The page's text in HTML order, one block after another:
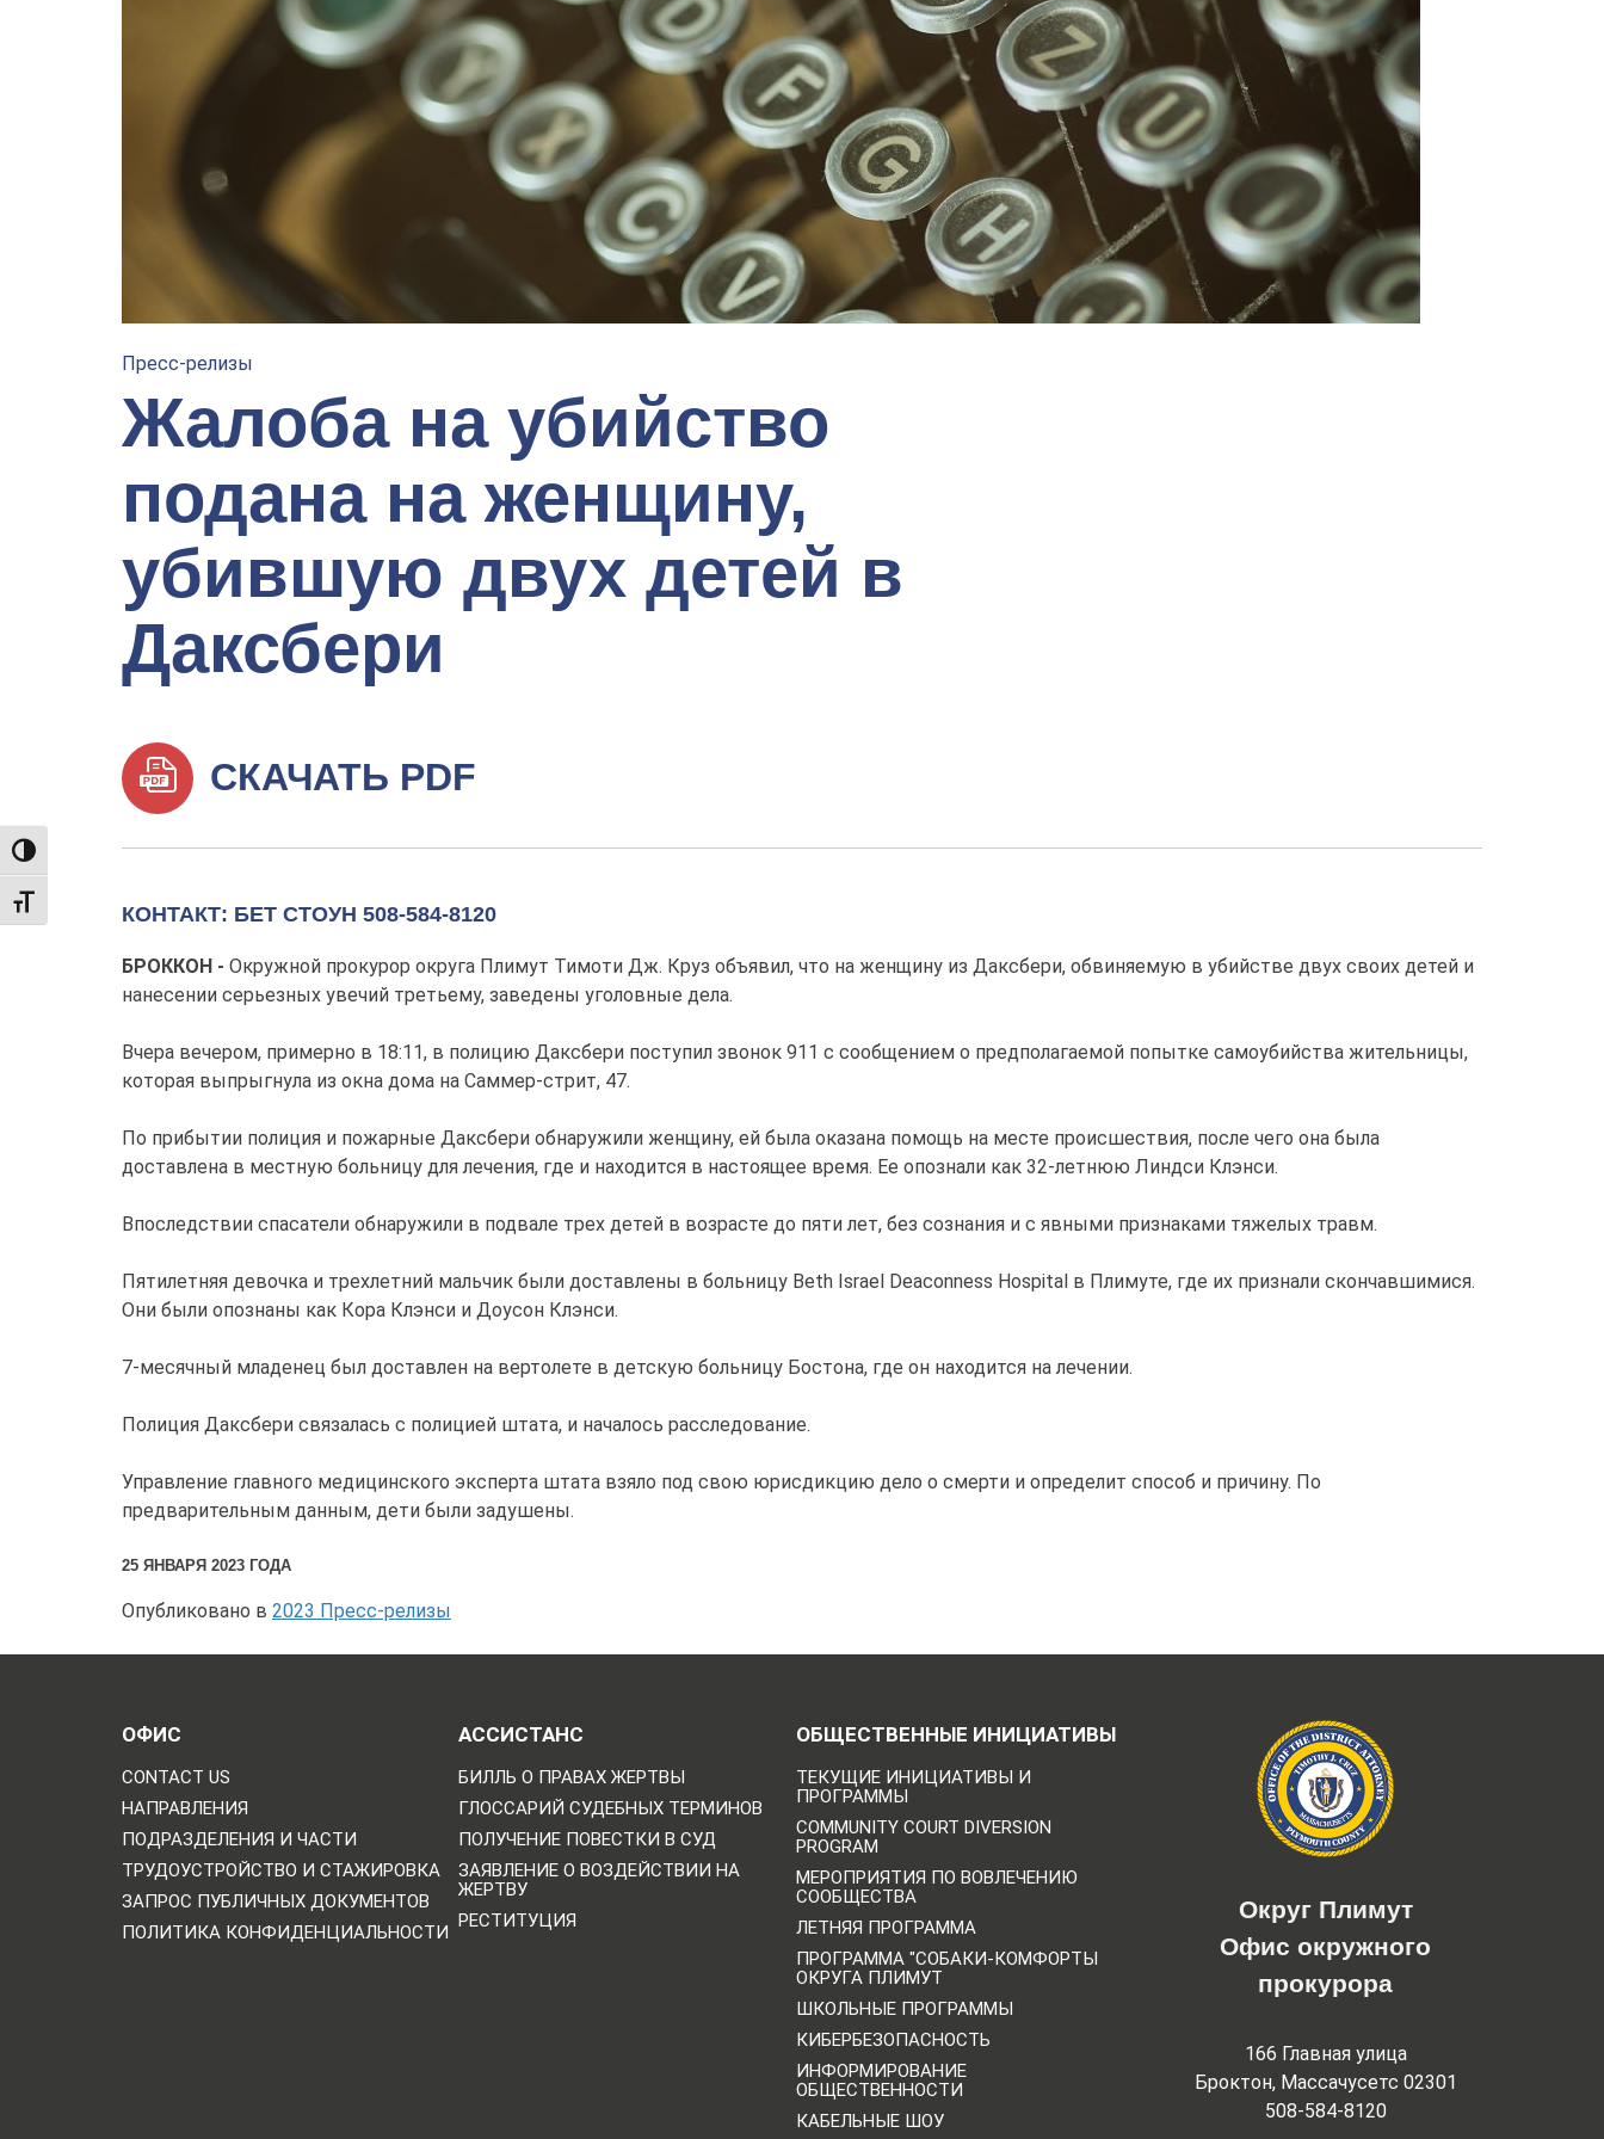
TOGGLE HIGH CONTRAST
TOGGLE FONT SIZE
Пресс-релизы
Жалоба на убийство
подана на женщину,
убившую двух детей в
Даксбери
СКАЧАТЬ PDF
КОНТАКТ: БЕТ СТОУН 508-584-8120
БРОККОН - Окружной прокурор округа Плимут Тимоти Дж. Круз объявил, что на женщину из Даксбери, обвиняемую в убийстве двух своих детей и
нанесении серьезных увечий третьему, заведены уголовные дела.
Вчера вечером, примерно в 18:11, в полицию Даксбери поступил звонок 911 с сообщением о предполагаемой попытке самоубийства жительницы,
которая выпрыгнула из окна дома на Саммер-стрит, 47.
По прибытии полиция и пожарные Даксбери обнаружили женщину, ей была оказана помощь на месте происшествия, после чего она была
доставлена в местную больницу для лечения, где и находится в настоящее время. Ее опознали как 32-летнюю Линдси Клэнси.
Впоследствии спасатели обнаружили в подвале трех детей в возрасте до пяти лет, без сознания и с явными признаками тяжелых травм.
Пятилетняя девочка и трехлетний мальчик были доставлены в больницу Beth Israel Deaconness Hospital в Плимуте, где их признали скончавшимися.
Они были опознаны как Кора Клэнси и Доусон Клэнси.
7-месячный младенец был доставлен на вертолете в детскую больницу Бостона, где он находится на лечении.
Полиция Даксбери связалась с полицией штата, и началось расследование.
Управление главного медицинского эксперта штата взяло под свою юрисдикцию дело о смерти и определит способ и причину. По
предварительным данным, дети были задушены.
25 ЯНВАРЯ 2023 ГОДА
Опубликовано в 2023 Пресс-релизы
ОФИС
CONTACT US
НАПРАВЛЕНИЯ
ПОДРАЗДЕЛЕНИЯ И ЧАСТИ
ТРУДОУСТРОЙСТВО И СТАЖИРОВКА
ЗАПРОС ПУБЛИЧНЫХ ДОКУМЕНТОВ
ПОЛИТИКА КОНФИДЕНЦИАЛЬНОСТИ
АССИСТАНС
БИЛЛЬ О ПРАВАХ ЖЕРТВЫ
ГЛОССАРИЙ СУДЕБНЫХ ТЕРМИНОВ
ПОЛУЧЕНИЕ ПОВЕСТКИ В СУД
ЗАЯВЛЕНИЕ О ВОЗДЕЙСТВИИ НА
ЖЕРТВУ
РЕСТИТУЦИЯ
ОБЩЕСТВЕННЫЕ ИНИЦИАТИВЫ
ТЕКУЩИЕ ИНИЦИАТИВЫ И
ПРОГРАММЫ
COMMUNITY COURT DIVERSION
PROGRAM
МЕРОПРИЯТИЯ ПО ВОВЛЕЧЕНИЮ
СООБЩЕСТВА
ЛЕТНЯЯ ПРОГРАММА
ПРОГРАММА "СОБАКИ-КОМФОРТЫ
ОКРУГА ПЛИМУТ
ШКОЛЬНЫЕ ПРОГРАММЫ
КИБЕРБЕЗОПАСНОСТЬ
ИНФОРМИРОВАНИЕ
ОБЩЕСТВЕННОСТИ
КАБЕЛЬНЫЕ ШОУ
Округ Плимут
Офис окружного
прокурора
166 Главная улица
Броктон, Массачусетс 02301
508-584-8120